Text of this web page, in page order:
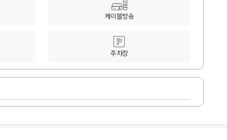
케이블방송
주차장